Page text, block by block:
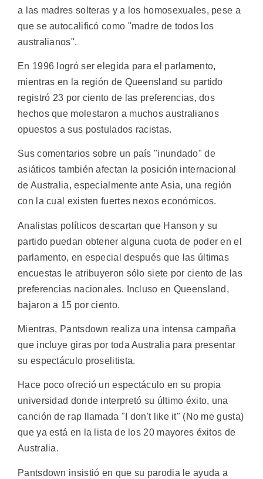
a las madres solteras y a los homosexuales, pese a
que se autocalificó como "madre de todos los
australianos".
En 1996 logró ser elegida para el parlamento,
mientras en la región de Queensland su partido
registró 23 por ciento de las preferencias, dos
hechos que molestaron a muchos australianos
opuestos a sus postulados racistas.
Sus comentarios sobre un país "inundado" de
asiáticos también afectan la posición internacional
de Australia, especialmente ante Asia, una región
con la cual existen fuertes nexos económicos.
Analistas políticos descartan que Hanson y su
partido puedan obtener alguna cuota de poder en el
parlamento, en especial después que las últimas
encuestas le atribuyeron sólo siete por ciento de las
preferencias nacionales. Incluso en Queensland,
bajaron a 15 por ciento.
Mientras, Pantsdown realiza una intensa campaña
que incluye giras por toda Australia para presentar
su espectáculo proselitista.
Hace poco ofreció un espectáculo en su propia
universidad donde interpretó su último éxito, una
canción de rap llamada "I don't like it" (No me gusta)
que ya está en la lista de los 20 mayores éxitos de
Australia.
Pantsdown insistió en que su parodia le ayuda a